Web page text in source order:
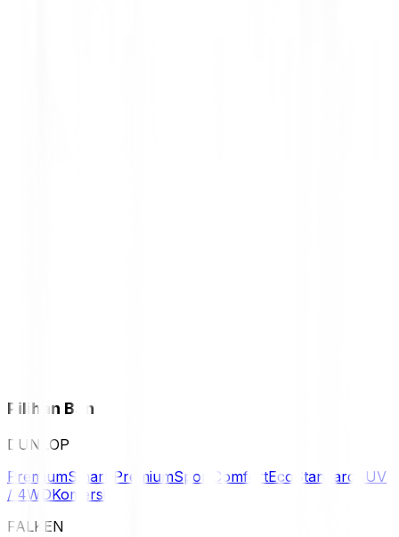
Pilihan Ban
DUNLOP
PremiumSmart PremiumSport ComfortEco Standard
SUV
/ 4WDKomersil
FALKEN